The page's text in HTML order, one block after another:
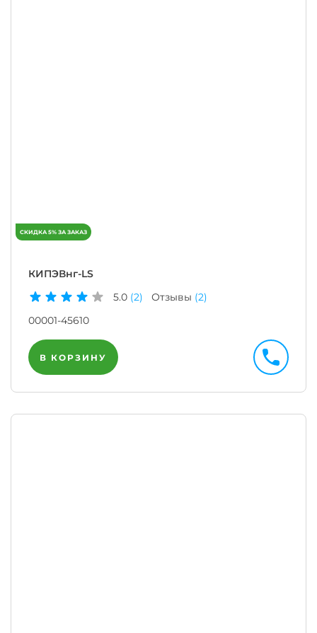
КИПЭВнг-LS
5.0 (2) Отзывы (2)
00001-45610
В КОРЗИНУ